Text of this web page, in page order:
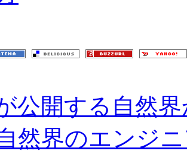
公開する自然
然界のエンジ